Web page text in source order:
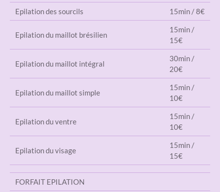
Epilation des sourcils 15min / 8€
Epilation du maillot brésilien
15min /
15€
Epilation du maillot intégral
30min /
20€
Epilation du maillot simple
15min /
10€
Epilation du ventre
15min /
10€
Epilation du visage
15min /
15€
FORFAIT EPILATION